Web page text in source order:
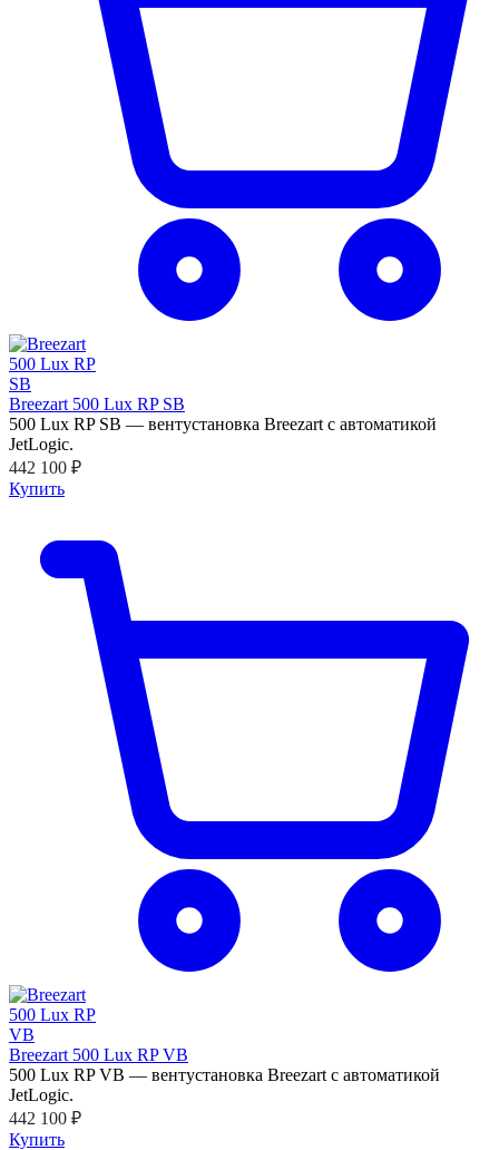
Breezart 500 Lux RP SB
500 Lux RP SB — вентустановка Breezart с автоматикой
JetLogic.
442 100 ₽
Купить
Breezart 500 Lux RP VB
500 Lux RP VB — вентустановка Breezart с автоматикой
JetLogic.
442 100 ₽
Купить